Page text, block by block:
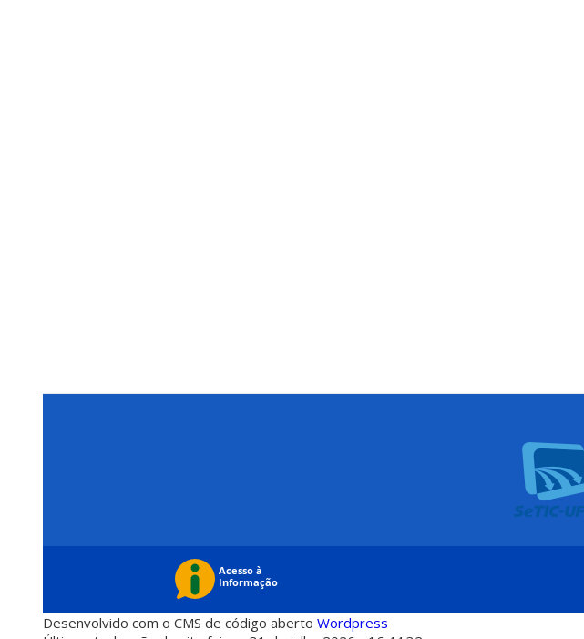
Desenvolvido com o CMS de código aberto Wordpress